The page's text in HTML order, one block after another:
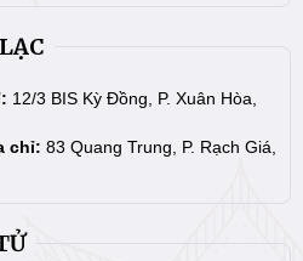
12/3 BIS Kỳ Đồng, P. Xuân Hòa,
chỉ: 83 Quang Trung, P. Rạch Giá,